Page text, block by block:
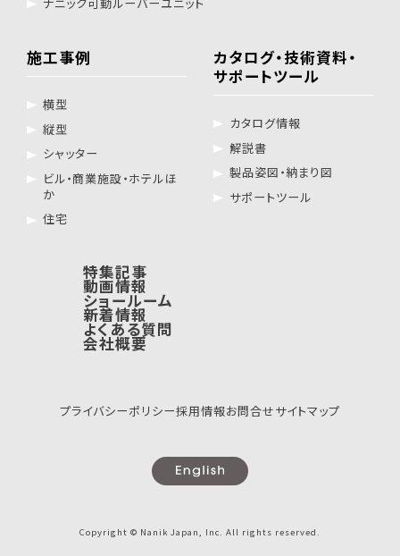
施工事例
横型
縦型
シャッター
ビル・商業施設・ホテルほ
か
住宅
カタログ・技術資料・
サポートツール
カタログ情報
解説書
製品姿図・納まり図
サポートツール
特集記事
動画情報
ショールーム
新着情報
よくある質問
会社概要
プライバシーポリシー採用情報お問合せサイトマップ
Copyright © Nanik Japan, Inc. All rights reserved.